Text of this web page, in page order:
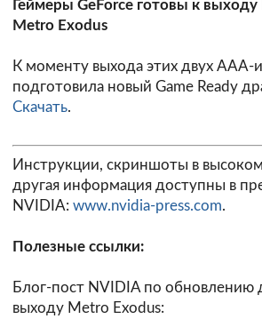
Геймеры GeForce готовы к выходу
Metro Exodus
К моменту выхода этих двух AAA-
подготовила новый Game Ready
Скачать.
Инструкции, скриншоты в
другая информация доступны в
NVIDIA: www.nvidia-press.com.
Полезные ссылки:
Блог-пост NVIDIA по обновлению
выходу Metro Exodus: